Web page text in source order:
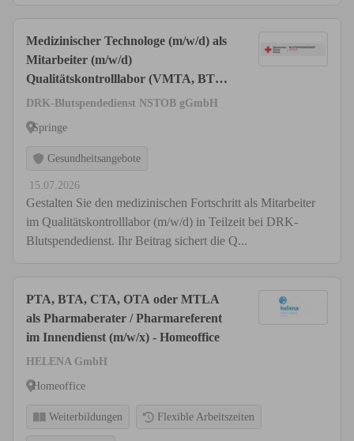
Medizinischer Technologe (m/w/d) als
Mitarbeiter (m/w/d)
Qualitätskontrolllabor (VMTA, BTA,
PTA, CTA)
DRK-Blutspendedienst NSTOB gGmbH
Springe
Gesundheitsangebote
15.07.2026
Gestalten Sie den medizinischen Fortschritt als Mitarbeiter
im Qualitätskontrolllabor (m/w/d) in Teilzeit bei DRK-
Blutspendedienst. Ihr Beitrag sichert die Q...
PTA, BTA, CTA, OTA oder MTLA
als Pharmaberater / Pharmareferent
im Innendienst (m/w/x) - Homeoffice
HELENA GmbH
Homeoffice
Weiterbildungen Flexible Arbeitszeiten